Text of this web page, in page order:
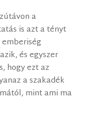
a
is azt a tényt
és egyszer
hogy ezt az
a szakadék
mint ami ma